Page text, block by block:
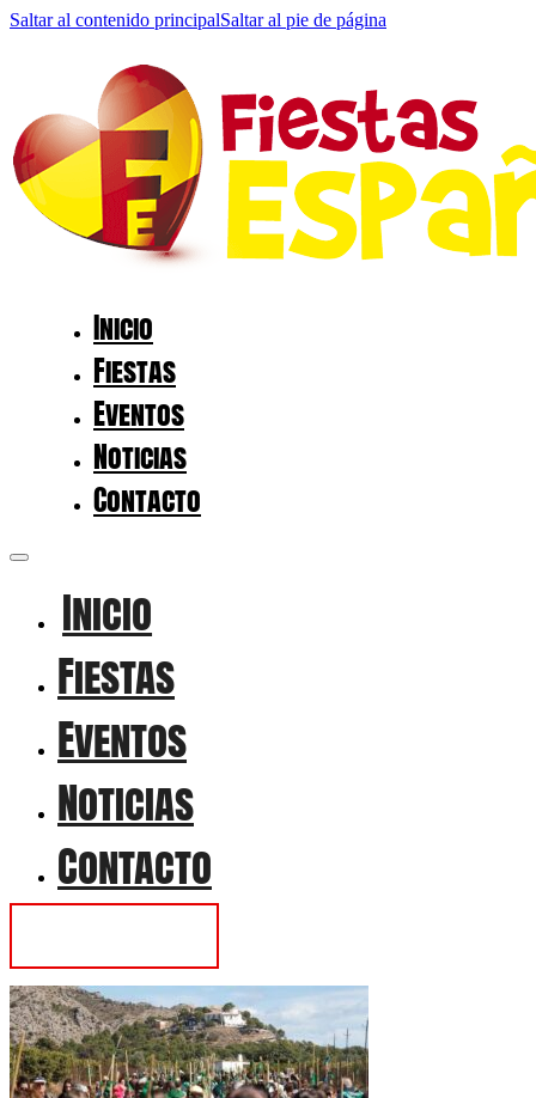
Saltar al contenido principalSaltar al pie de página
Inicio
Fiestas
Eventos
Noticias
Contacto
Inicio
Fiestas
Eventos
Noticias
Contacto